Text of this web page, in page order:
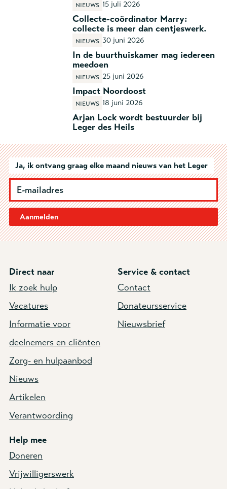
Collecte-coördinator Marry:
collecte is meer dan centjeswerk.
Nieuws 15 juli 2026
In de buurthuiskamer mag iedereen
meedoen
Nieuws 30 juni 2026
Impact Noordoost
Nieuws 25 juni 2026
Arjan Lock wordt bestuurder bij
Leger des Heils
Nieuws 18 juni 2026
Ja, ik ontvang graag elke maand nieuws van het Leger
Aanmelden
Direct naar
Ik zoek hulp
Vacatures
Informatie voor
deelnemers en cliënten
Zorg- en hulpaanbod
Nieuws
Artikelen
Verantwoording
Service & contact
Contact
Donateursservice
Nieuwsbrief
Help mee
Doneren
Vrijwilligerswerk